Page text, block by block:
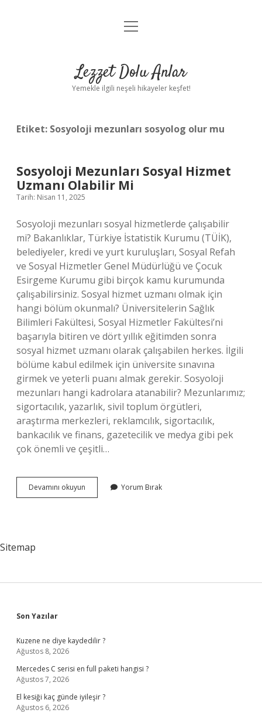
Anasayfa
Yasal Uyarı
menüyü
Lezzet Dolu Anlar
Yemekle ilgili neşeli hikayeler keşfet!
Etiket: Sosyoloji mezunları sosyolog olur mu
Sosyoloji Mezunları Sosyal Hizmet
Uzmanı Olabilir Mi
Tarih: Nisan 11, 2025
Sosyoloji mezunları sosyal hizmetlerde çalışabilir
mi? Bakanlıklar, Türkiye İstatistik Kurumu (TÜİK),
belediyeler, kredi ve yurt kuruluşları, Sosyal Refah
ve Sosyal Hizmetler Genel Müdürlüğü ve Çocuk
Esirgeme Kurumu gibi birçok kamu kurumunda
çalışabilirsiniz. Sosyal hizmet uzmanı olmak için
hangi bölüm okunmalı? Üniversitelerin Sağlık
Bilimleri Fakültesi, Sosyal Hizmetler Fakültesi’ni
başarıyla bitiren ve dört yıllık eğitimden sonra
sosyal hizmet uzmanı olarak çalışabilen herkes. İlgili
bölüme kabul edilmek için üniversite sınavına
girmek ve yeterli puanı almak gerekir. Sosyoloji
mezunları hangi kadrolara atanabilir? Mezunlarımız;
sigortacılık, yazarlık, sivil toplum örgütleri,
araştırma merkezleri, reklamcılık, sigortacılık,
bankacılık ve finans, gazetecilik ve medya gibi pek
çok önemli ve çeşitli…
Devamını okuyun Sosyoloji
Mezunları
Yorum Bırak
Sitemap
Sidebar
Son Yazılar
Kuzene ne diye kaydedilir ?
Ağustos 8, 2026
Mercedes C serisi en full paketi hangisi ?
Ağustos 7, 2026
El kesiği kaç günde iyileşir ?
Ağustos 6, 2026